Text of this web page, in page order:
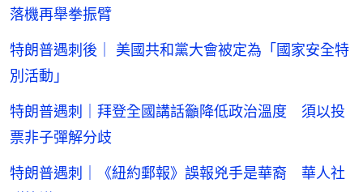
落機再舉拳振臂
特朗普遇刺後｜ 美國共和黨大會被定為「國家安全特
別活動」
特朗普遇刺｜拜登全國講話籲降低政治溫度 須以投
票非子彈解分歧
特朗普遇刺｜《紐約郵報》誤報兇手是華裔 華人社